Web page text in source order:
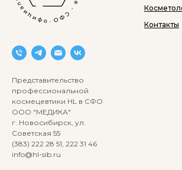
Представительство
профессиональной
космецевтики HL в СФО
ООО "МЕДИКА"
г. Новосибирск, ул.
Советская 55
(383) 222 28 51, 222 31 46
info@hl-sib.ru
Контакты